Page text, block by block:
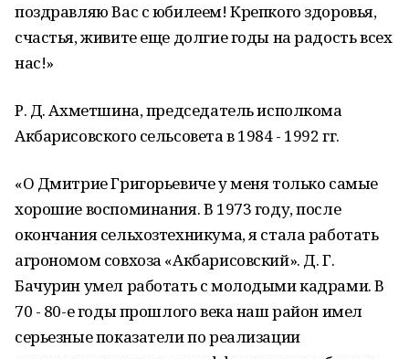
поздравляю Вас с юбилеем! Крепкого здоровья,
счастья, живите еще долгие годы на радость всех
нас!»
Р. Д. Ахметшина, председатель исполкома
Акбарисовского сельсовета в 1984 - 1992 гг.
«О Дмитрие Григорьевиче у меня только самые
хорошие воспоминания. В 1973 году, после
окончания сельхозтехникума, я стала работать
агрономом совхоза «Акбарисовский». Д. Г.
Бачурин умел работать с молодыми кадрами. В
70 - 80-е годы прошлого века наш район имел
серьезные показатели по реализации